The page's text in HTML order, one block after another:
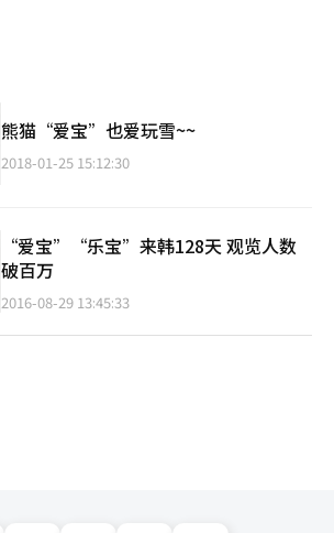
熊猫“爱宝”也爱玩雪~~
2018-01-25 15:12:30
“爱宝”“乐宝”来韩128天 观览人数
破百万
2016-08-29 13:45:33